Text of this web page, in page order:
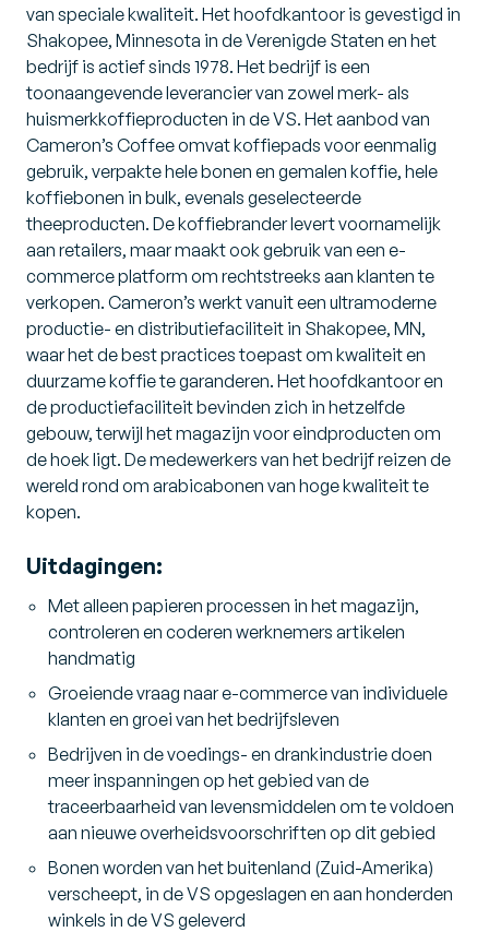
van speciale kwaliteit. Het hoofdkantoor is gevestigd in
Shakopee, Minnesota in de Verenigde Staten en het
bedrijf is actief sinds 1978. Het bedrijf is een
toonaangevende leverancier van zowel merk- als
huismerkkoffieproducten in de VS. Het aanbod van
Cameron’s Coffee omvat koffiepads voor eenmalig
gebruik, verpakte hele bonen en gemalen koffie, hele
koffiebonen in bulk, evenals geselecteerde
theeproducten. De koffiebrander levert voornamelijk
aan retailers, maar maakt ook gebruik van een e-
commerce platform om rechtstreeks aan klanten te
verkopen. Cameron’s werkt vanuit een ultramoderne
productie- en distributiefaciliteit in Shakopee, MN,
waar het de best practices toepast om kwaliteit en
duurzame koffie te garanderen. Het hoofdkantoor en
de productiefaciliteit bevinden zich in hetzelfde
gebouw, terwijl het magazijn voor eindproducten om
de hoek ligt. De medewerkers van het bedrijf reizen de
wereld rond om arabicabonen van hoge kwaliteit te
kopen.
Uitdagingen:
Met alleen papieren processen in het magazijn,
controleren en coderen werknemers artikelen
handmatig
Groeiende vraag naar e-commerce van individuele
klanten en groei van het bedrijfsleven
Bedrijven in de voedings- en drankindustrie doen
meer inspanningen op het gebied van de
traceerbaarheid van levensmiddelen om te voldoen
aan nieuwe overheidsvoorschriften op dit gebied
Bonen worden van het buitenland (Zuid-Amerika)
verscheept, in de VS opgeslagen en aan honderden
winkels in de VS geleverd